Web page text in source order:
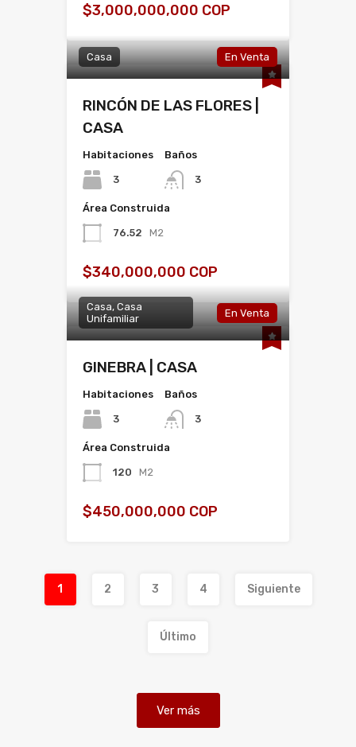
$3,000,000,000 COP
Casa En Venta
RINCÓN DE LAS FLORES |
CASA
Habitaciones
3
Baños
3
Área Construida
76.52 M2
$340,000,000 COP
Casa, Casa
Unifamiliar
En Venta
GINEBRA | CASA
Habitaciones
3
Baños
3
Área Construida
120 M2
$450,000,000 COP
1 2 3 4 Siguiente
Último
Ver más